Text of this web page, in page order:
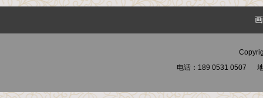
电话：189 0531 0507